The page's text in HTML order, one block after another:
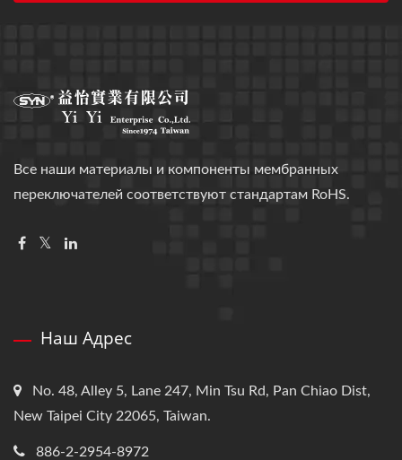
Все наши материалы и компоненты мембранных
переключателей соответствуют стандартам RoHS.
Наш Адрес
No. 48, Alley 5, Lane 247, Min Tsu Rd, Pan Chiao Dist,
New Taipei City 22065, Taiwan.
886-2-2954-8972